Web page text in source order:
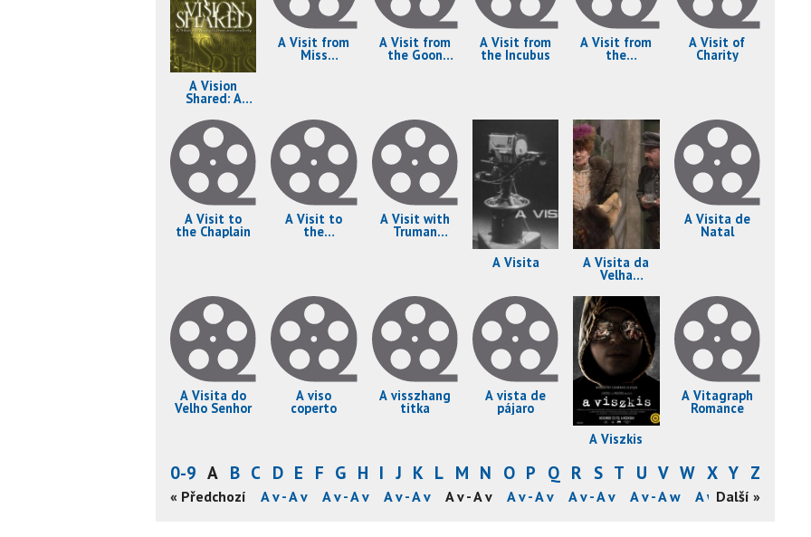
A Vision
Shared: A
Woody
Guthrie and
Leadbelly
A Visit from
Miss
A Visit from
the Goon
A Visit from
the Incubus
A Visit from
the
A Visit of
Charity
A Visit to
the Chaplain
A Visit to
the
A Visit with
Truman
A Visita
A Visita da
Velha
A Visita de
Natal
A Visita do
Velho Senhor
A viso
coperto
A visszhang
titka
A vista de
pájaro
A Viszkis
A Vitagraph
Romance
0-9 A B C D E F G H I J K L M N O P Q R S T U V W X Y Z
« Předchozí
A v - A v A v - A v A v - A v A v - A v A v - A v A v - A v A v - A v A v - A v A v - A w A w - A w
Další »